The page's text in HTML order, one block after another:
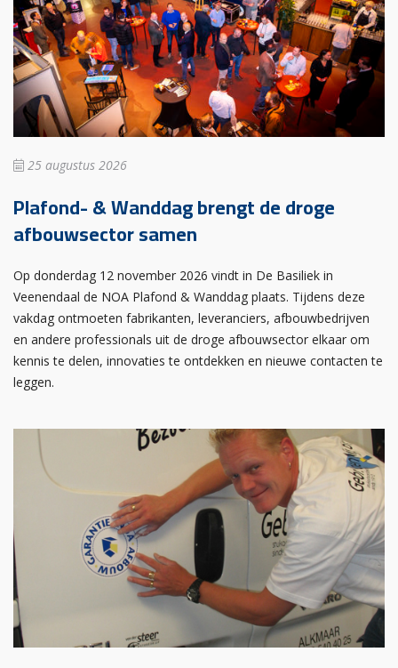
25 augustus 2026
Plafond- & Wanddag brengt de droge
afbouwsector samen
Op donderdag 12 november 2026 vindt in De Basiliek in
Veenendaal de NOA Plafond & Wanddag plaats. Tijdens deze
vakdag ontmoeten fabrikanten, leveranciers, afbouwbedrijven
en andere professionals uit de droge afbouwsector elkaar om
kennis te delen, innovaties te ontdekken en nieuwe contacten te
leggen.